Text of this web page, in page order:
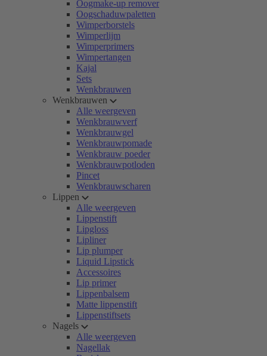
Oogmake-up remover
Oogschaduwpaletten
Wimperborstels
Wimperlijm
Wimperprimers
Wimpertangen
Kajal
Sets
Wenkbrauwen
Wenkbrauwen
Alle weergeven
Wenkbrauwverf
Wenkbrauwgel
Wenkbrauwpomade
Wenkbrauw poeder
Wenkbrauwpotloden
Pincet
Wenkbrauwscharen
Lippen
Alle weergeven
Lippenstift
Lipgloss
Lipliner
Lip plumper
Liquid Lipstick
Accessoires
Lip primer
Lippenbalsem
Matte lippenstift
Lippenstiftsets
Nagels
Alle weergeven
Nagellak